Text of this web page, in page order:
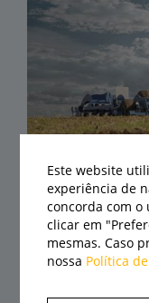
CLAAS
Cmatic a
05/08/2026
Este website
experiência de
concorda com o
clicar em
mesmas. Caso
nossa Política